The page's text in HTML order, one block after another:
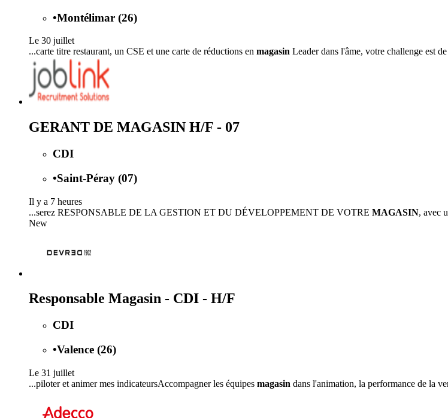
•Montélimar (26)
Le 30 juillet
...carte titre restaurant, un CSE et une carte de réductions en magasin Leader dans l'âme, votre challenge est
GERANT DE MAGASIN H/F - 07
CDI
•Saint-Péray (07)
Il y a 7 heures
...serez RESPONSABLE DE LA GESTION ET DU DÉVELOPPEMENT DE VOTRE MAGASIN, avec
New
Responsable Magasin - CDI - H/F
CDI
•Valence (26)
Le 31 juillet
...piloter et animer mes indicateursAccompagner les équipes magasin dans l'animation, la performance de la